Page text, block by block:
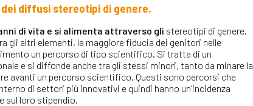
diffusi stereotipi di genere.
di vita e si alimenta attraverso gli stereotipi di genere.
gli altri elementi, la maggiore fiducia dei genitori nelle
un percorso di tipo scientifico. Si tratta di un
e si diffonde anche tra gli stessi minori, tanto da minare la
avanti un percorso scientifico. Questi sono percorsi che
di settori più innovativi e quindi hanno un’incidenza
sul loro stipendio.